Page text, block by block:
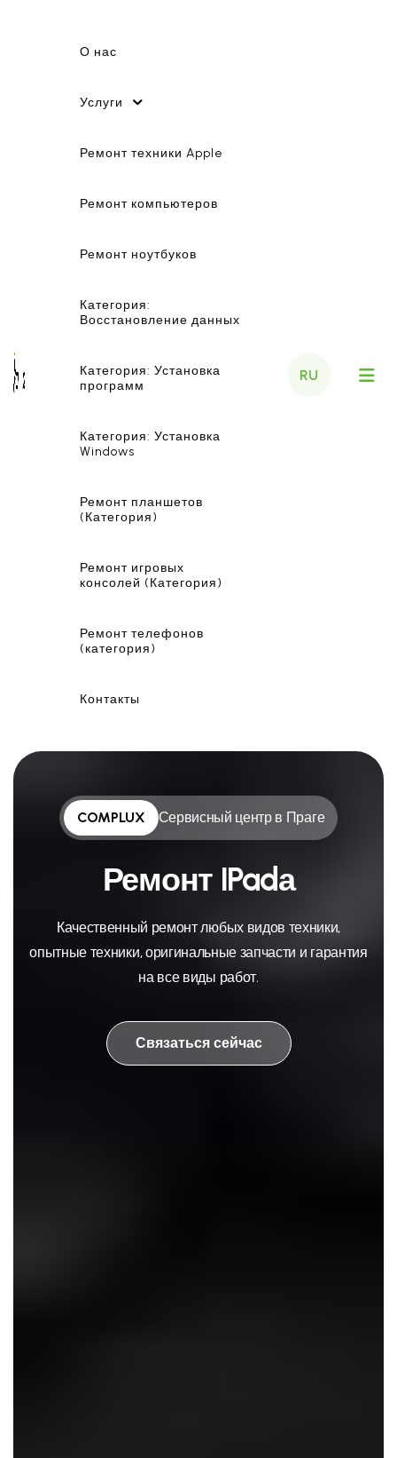
О нас
Услуги
Ремонт техники Apple
Ремонт компьютеров
Ремонт ноутбуков
Категория:
Восстановление данных
Категория: Установка
программ
Категория: Установка
Windows
Ремонт планшетов
(Категория)
Ремонт игровых
консолей (Категория)
Ремонт телефонов
(категория)
Контакты
RU
COMPLUX Сервисный центр в Праге
Ремонт IPadа
Качественный ремонт любых видов техники,
опытные техники, оригинальные запчасти и гарантия
на все виды работ.
Связаться сейчас